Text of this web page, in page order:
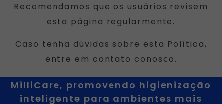
Recomendamos que os usuários revisem
esta página regularmente.
Caso tenha dúvidas sobre esta Política,
entre em contato conosco.
MilliCare, promovendo higienização
inteligente para ambientes mais